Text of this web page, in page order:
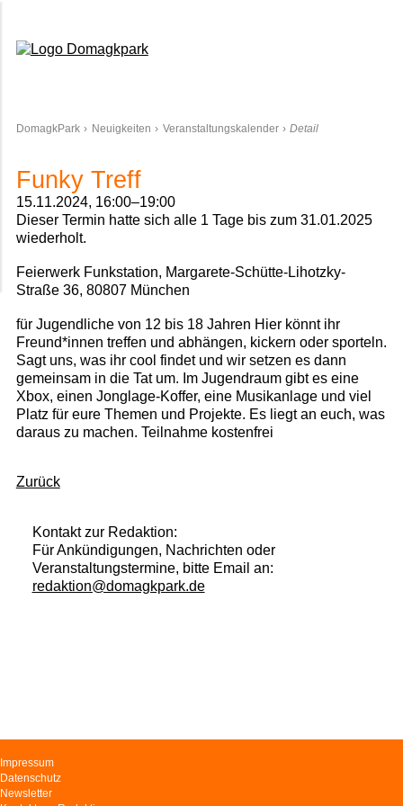
DomagkPark Neuigkeiten Veranstaltungskalender Detail
Funky Treff
15.11.2024, 16:00–19:00
Dieser Termin hatte sich alle 1 Tage bis zum 31.01.2025
wiederholt.
Feierwerk Funkstation, Margarete-Schütte-Lihotzky-
Straße 36, 80807 München
für Jugendliche von 12 bis 18 Jahren Hier könnt ihr
Freund*innen treffen und abhängen, kickern oder sporteln.
Sagt uns, was ihr cool findet und wir setzen es dann
gemeinsam in die Tat um. Im Jugendraum gibt es eine
Xbox, einen Jonglage-Koffer, eine Musikanlage und viel
Platz für eure Themen und Projekte. Es liegt an euch, was
daraus zu machen. Teilnahme kostenfrei
Zurück
Kontakt zur Redaktion:
Für Ankündigungen, Nachrichten oder
Veranstaltungstermine, bitte Email an:
redaktion@domagkpark.de
Navigation
überspringen
Impressum
Datenschutz
Newsletter